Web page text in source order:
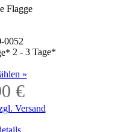
Flagge
0052
2 - 3 Tage*
»
€
Versand